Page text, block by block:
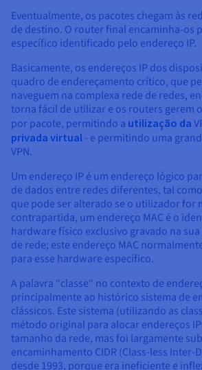
Eventualmente, os pacotes chegam às
de destino. O router final encaminha-os
específico identificado pelo endereço IP.
Basicamente, os endereços IP dos
quadro de endereçamento crítico, que
naveguem na complexa rede de redes,
torna fácil de utilizar e os routers gerem
por pacote, permitindo a utilização da
privada virtual - e permitindo uma
VPN.
Um endereço IP é um endereço lógico
de dados entre redes diferentes, tal
que pode ser alterado se o utilizador for
contrapartida, um endereço MAC é o
hardware físico exclusivo gravado na
de rede; este endereço MAC
para esse hardware específico.
A palavra "classe" no contexto de
principalmente ao histórico sistema de
clássicos. Este sistema (utilizando as
método original para alocar endereços
tamanho da rede, mas foi largamente
encaminhamento CIDR (Class-less Inter-
desde 1993, porque era ineficiente e